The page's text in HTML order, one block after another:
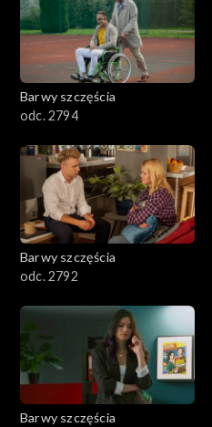
2101–2200
2001–2100
1801–1900
1701–1800
1601–1700
1501–1600
1401–1500
1301–1400
Barwy szczęścia
odc. 2794
Barwy szczęścia
odc. 2792
Barwy szczęścia